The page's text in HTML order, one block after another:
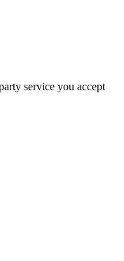
service you accept